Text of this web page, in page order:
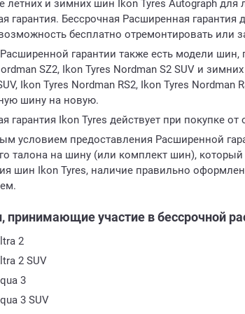
летних и зимних шин Ikon Tyres Autograph
гарантия. Бессрочная Расширенная гарантия
бесплатно отремонтировать или
гарантии также есть модели
SZ2, Ikon Tyres Nordman S2 SUV и
Ikon Tyres Nordman RS2, Ikon Tyres
шину на новую.
гарантия Ikon Tyres действует при покупке
условием предоставления Расширенной
талона на шину (или комплект шин),
шин Ikon Tyres, наличие правильно
принимающие участие в бессрочной
2
2 SUV
3
3 SUV